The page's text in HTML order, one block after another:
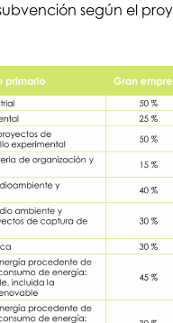
según el